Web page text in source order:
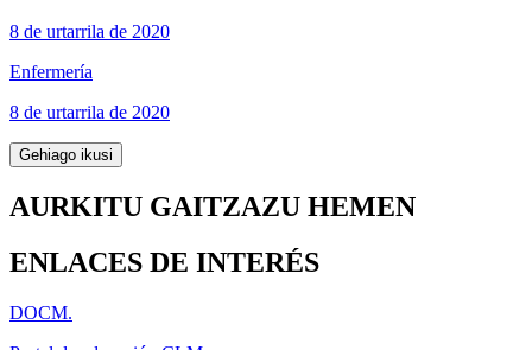
8 de urtarrila de 2020
Enfermería
8 de urtarrila de 2020
Gehiago ikusi
AURKITU GAITZAZU HEMEN
ENLACES DE INTERÉS
DOCM.